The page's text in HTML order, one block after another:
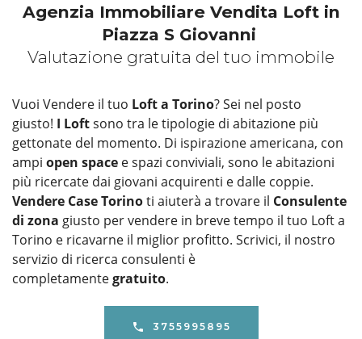
Agenzia Immobiliare Vendita Loft in
Piazza S Giovanni
Valutazione gratuita del tuo immobile
Vuoi Vendere il tuo Loft a Torino? Sei nel posto
giusto! I Loftsono tra le tipologie di abitazione più
gettonate del momento. Di ispirazione americana, con
ampi open space e spazi conviviali, sono le abitazioni
più ricercate dai giovani acquirenti e dalle coppie.
Vendere Case Torinoti aiuterà a trovare il Consulente
di zona giusto per vendere in breve tempo il tuo Loft a
Torino e ricavarne il miglior profitto. Scrivici, il nostro
servizio di ricerca consulenti è
completamentegratuito.
3755995895